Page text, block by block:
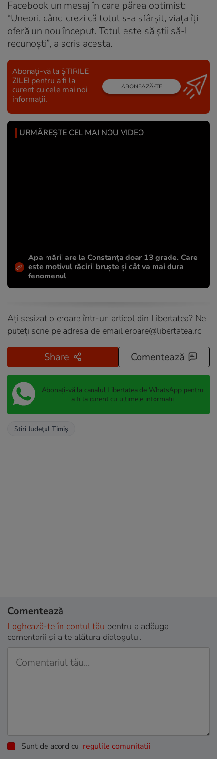
Facebook un mesaj în care părea optimist:
“Uneori, când crezi că totul s-a sfârşit, viaţa îţi
oferă un nou început. Totul este să ştii să-l
recunoşti”, a scris acesta.
Abonați-vă la ȘTIRILE
ZILEI pentru a fi la
curent cu cele mai noi
informații.
ABONEAZĂ-TE
URMĂREȘTE CEL MAI NOU VIDEO
Apa mării are la Constanța doar 13 grade. Care
este motivul răcirii bruște și cât va mai dura
fenomenul
Ați sesizat o eroare într-un articol din Libertatea? Ne
puteți scrie pe adresa de email eroare@libertatea.ro
Share Comentează
Abonați-vă la canalul Libertatea de WhatsApp pentru
a fi la curent cu ultimele informații
Stiri Județul Timiș
Comentează
Loghează-te în contul tău pentru a adăuga
comentarii și a te alătura dialogului.
Sunt de acord cu regulile comunitatii